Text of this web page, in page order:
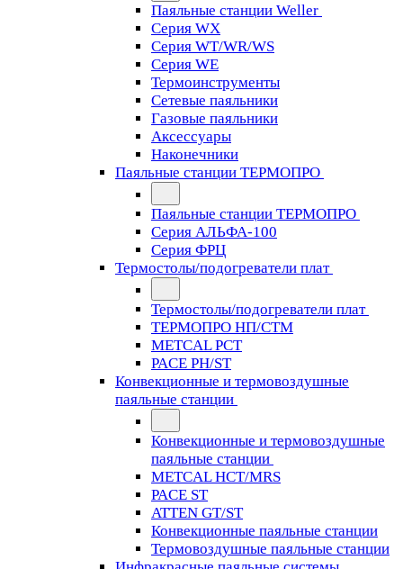
Паяльные станции Weller
Серия WX
Серия WT/WR/WS
Серия WE
Термоинструменты
Сетевые паяльники
Газовые паяльники
Аксессуары
Наконечники
Паяльные станции ТЕРМОПРО
Паяльные станции ТЕРМОПРО
Серия АЛЬФА-100
Серия ФРЦ
Термостолы/подогреватели плат
Термостолы/подогреватели плат
ТЕРМОПРО НП/СТМ
METCAL PCT
PACE PH/ST
Конвекционные и термовоздушные
паяльные станции
Конвекционные и термовоздушные
паяльные станции
METCAL HCT/MRS
PACE ST
ATTEN GT/ST
Конвекционные паяльные станции
Термовоздушные паяльные станции